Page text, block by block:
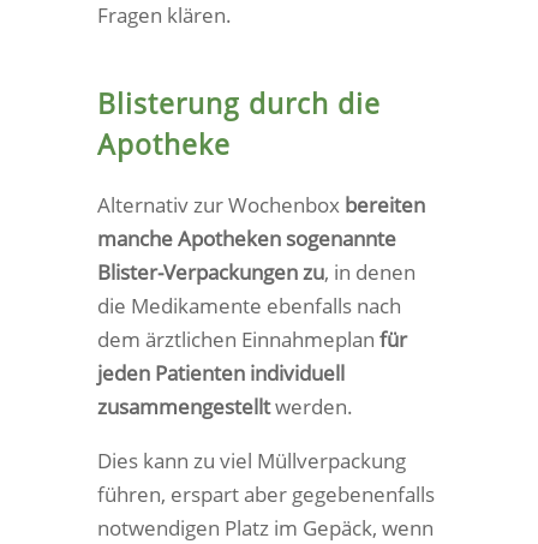
Fragen klären.
Blisterung durch die
Apotheke
Alternativ zur Wochenbox bereiten
manche Apotheken sogenannte
Blister-Verpackungen zu, in denen
die Medikamente ebenfalls nach
dem ärztlichen Einnahmeplan für
jeden Patienten individuell
zusammengestelltwerden.
Dies kann zu viel Müllverpackung
führen, erspart aber gegebenenfalls
notwendigen Platz im Gepäck, wenn